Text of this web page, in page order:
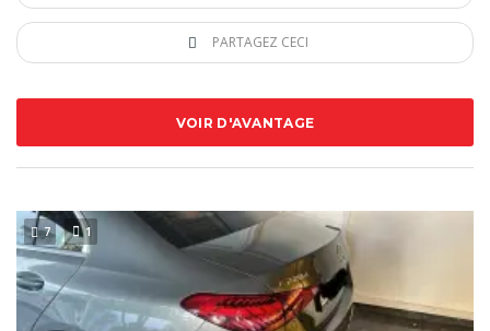
PARTAGEZ CECI
VOIR D'AVANTAGE
7 1